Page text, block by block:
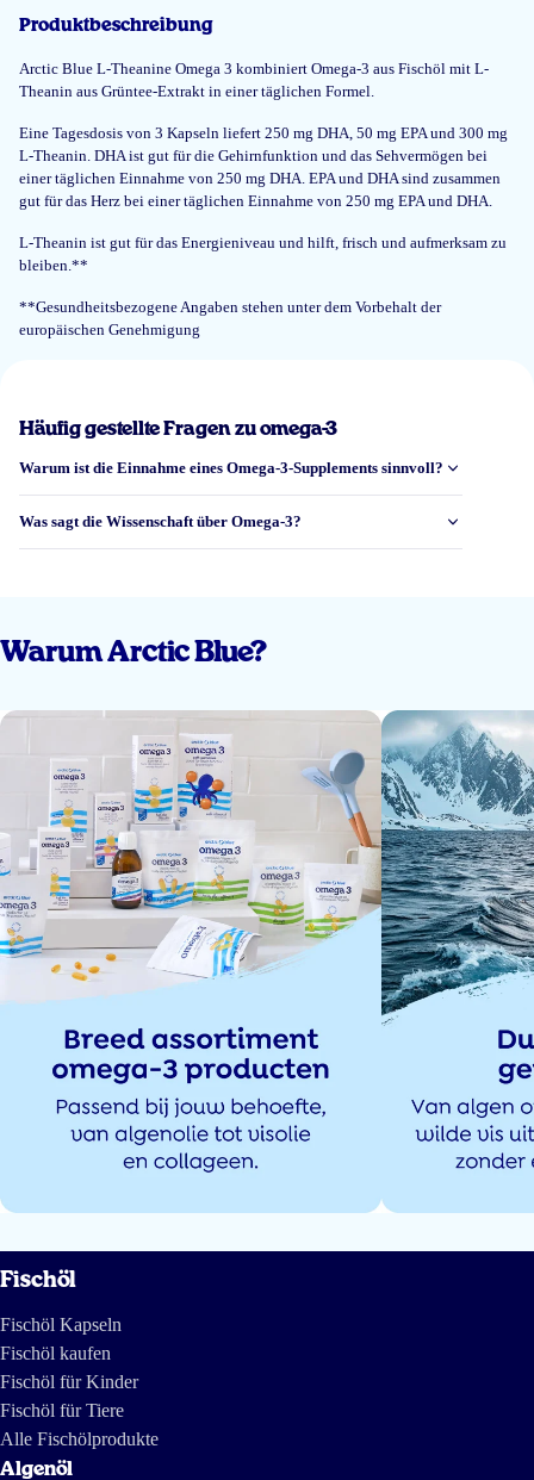
Produktbeschreibung
Arctic Blue L-Theanine Omega 3 kombiniert Omega-3 aus Fischöl mit L-
Theanin aus Grüntee-Extrakt in einer täglichen Formel.
Eine Tagesdosis von 3 Kapseln liefert 250 mg DHA, 50 mg EPA und 300 mg
L-Theanin. DHA ist gut für die Gehirnfunktion und das Sehvermögen bei
einer täglichen Einnahme von 250 mg DHA. EPA und DHA sind zusammen
gut für das Herz bei einer täglichen Einnahme von 250 mg EPA und DHA.
L-Theanin ist gut für das Energieniveau und hilft, frisch und aufmerksam zu
bleiben.**
**Gesundheitsbezogene Angaben stehen unter dem Vorbehalt der
europäischen Genehmigung
Häufig gestellte Fragen zu omega-3
Warum ist die Einnahme eines Omega-3-Supplements sinnvoll?
Was sagt die Wissenschaft über Omega-3?
Warum Arctic Blue?
Fischöl
Fischöl Kapseln
Fischöl kaufen
Fischöl für Kinder
Fischöl für Tiere
Alle Fischölprodukte
Algenöl